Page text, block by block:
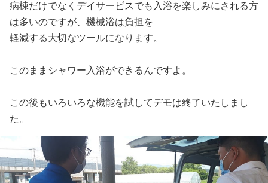
病棟だけでなくデイサービスでも入浴を楽しみにされる方
は多いのですが、機械浴は負担を
軽減する大切なツールになります。
このままシャワー入浴ができるんですよ。
この後もいろいろな機能を試してデモは終了いたしまし
た。